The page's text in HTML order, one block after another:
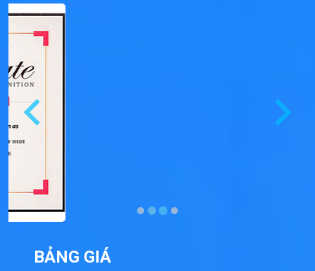
BẢNG GIÁ